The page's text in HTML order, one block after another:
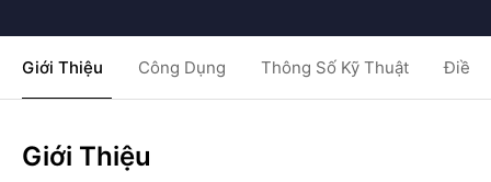
Giới Thiệu Công Dụng Thông Số Kỹ Thuật Điều
Giới Thiệu